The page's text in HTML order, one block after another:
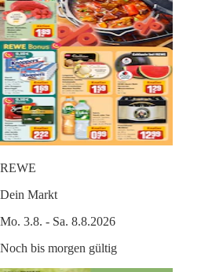
REWE
Dein Markt
Mo. 3.8. - Sa. 8.8.2026
Noch bis morgen gültig